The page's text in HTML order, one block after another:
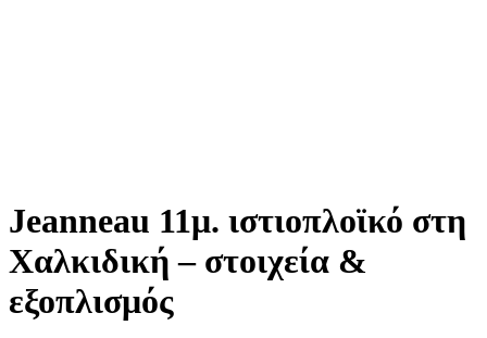
Jeanneau 11μ. ιστιοπλοϊκό στη
Χαλκιδική – στοιχεία &
εξοπλισμός